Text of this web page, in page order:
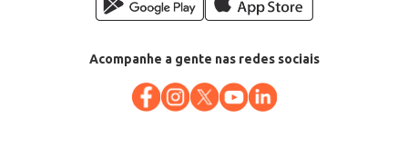
Acompanhe a gente nas redes sociais